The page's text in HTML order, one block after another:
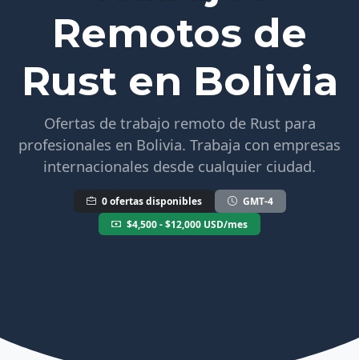
Remotos de
Rust en Bolivia
Ofertas de trabajo remoto de Rust para
profesionales en Bolivia. Trabaja con empresas
internacionales desde cualquier ciudad.
0 ofertas disponibles
GMT-4
$4,500 - $12,000 USD/mes